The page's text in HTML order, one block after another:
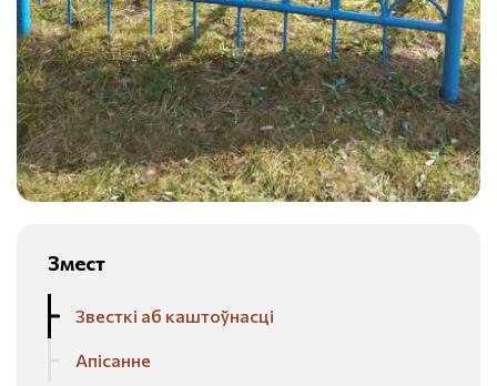
Змест
Звесткі аб каштоўнасці
Апісанне